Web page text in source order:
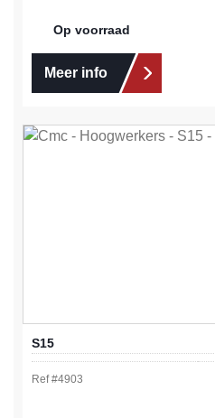
Op voorraad
Meer info
S15
Ref #4903